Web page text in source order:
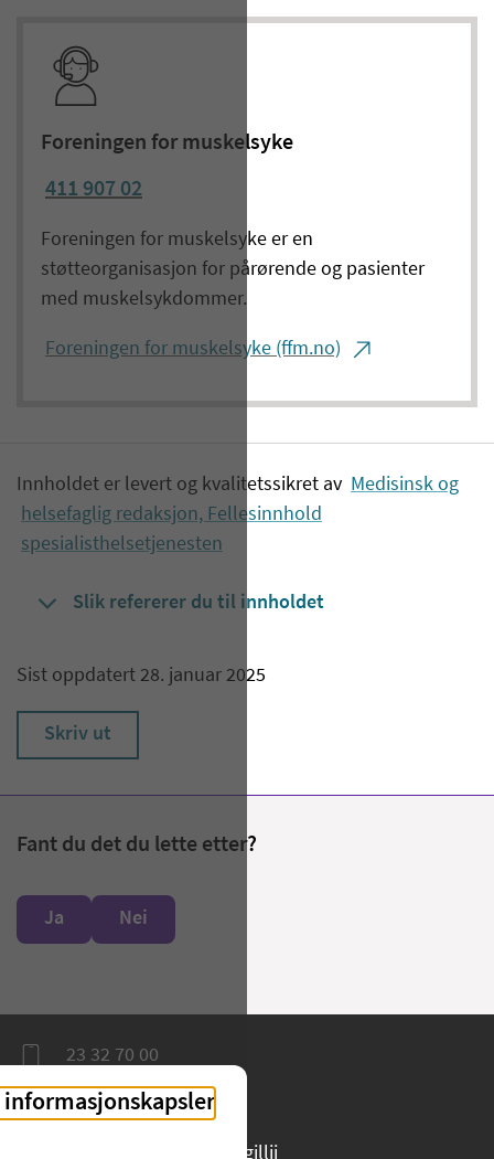
Foreningen for muskelsyke
411 907 02
Foreningen for muskelsyke er en
støtteorganisasjon for pårørende og pasienter
med muskelsykdommer.
Foreningen for muskelsyke (ffm.no)
Innholdet er levert og kvalitetssikret av Medisinsk og
helsefaglig redaksjon, Fellesinnhold
spesialisthelsetjenesten
Slik refererer du til innholdet
Sist oppdatert 28. januar 2025
Skriv ut
Fant du det du lette etter?
Ja Nei